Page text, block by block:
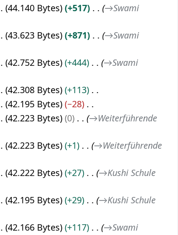
44.140 Bytes +517 →Swami
43.623 Bytes +871 →Swami
42.752 Bytes +444 →Swami
42.308 Bytes
+113
42.195 Bytes
−28
42.223 Bytes 0 →Weiterführende
42.223 Bytes +1 →Weiterführende
42.222 Bytes +27 →Kushi Schule
42.195 Bytes +29 →Kushi Schule
42.166 Bytes +117 →Swami